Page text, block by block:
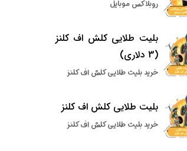
روبلاکس موبایل
بلیت طلایی کلش اف کلنز
(3 دلاری)
خرید بلیت طلایی کلش اف کلنز
بلیت طلایی کلش اف کلنز
خرید بلیت طلایی کلش اف کلنز